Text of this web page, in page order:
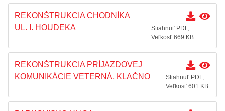
Zasadnutia
Úradná tabuľa
Zmluvy
Zmluvy nájomné
Objednávky
Dodávateľské faktúry
REKONŠTRUKCIA CHODNÍKA
UL. I. HOUDEKA
Stiahnuť PDF,
Veľkosť 669 KB
REKONŠTRUKCIA PRÍJAZDOVEJ
KOMUNIKÁCIE VETERNÁ, KLAČNO
Stiahnuť PDF,
Veľkosť 601 KB